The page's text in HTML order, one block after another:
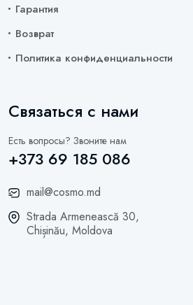
Гарантия
Возврат
Политика конфиденциальности
Связаться с нами
Есть вопросы? Звоните нам
+373 69 185 086
mail@cosmo.md
Strada Armenească 30,
Chișinău, Moldova